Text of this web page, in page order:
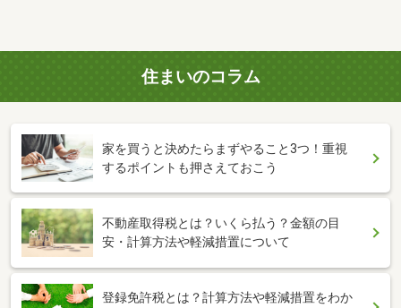
住まいのコラム
家を買うと決めたらまずやること3つ！重視
するポイントも押さえておこう
不動産取得税とは？いくら払う？金額の目
安・計算方法や軽減措置について
登録免許税とは？計算方法や軽減措置をわか